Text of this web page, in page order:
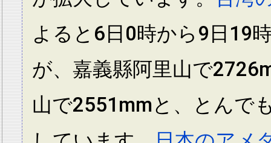
よると6日0時から9日19
が、嘉義縣阿里山で
山で2551mmと、とんで